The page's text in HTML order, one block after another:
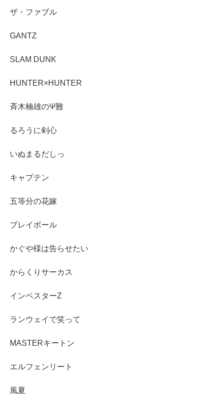
ザ・ファブル
GANTZ
SLAM DUNK
HUNTER×HUNTER
斉木楠雄のΨ難
るろうに剣心
いぬまるだしっ
キャプテン
五等分の花嫁
プレイボール
かぐや様は告らせたい
からくりサーカス
インベスターZ
ランウェイで笑って
MASTERキートン
エルフェンリート
風夏